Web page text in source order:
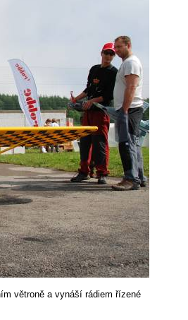
větroně a vynáší rádiem řízené